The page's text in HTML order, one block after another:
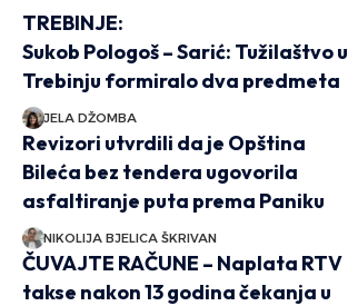
TREBINJE:
Sukob Pologoš – Sarić: Tužilaštvo u
Trebinju formiralo dva predmeta
JELA DŽOMBA
Revizori utvrdili da je Opština
Bileća bez tendera ugovorila
asfaltiranje puta prema Paniku
NIKOLIJA BJELICA ŠKRIVAN
ČUVAJTE RAČUNE – Naplata RTV
takse nakon 13 godina čekanja u